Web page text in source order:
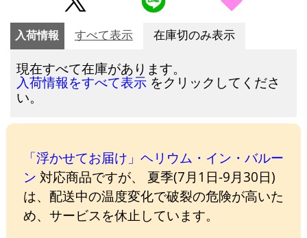
入荷情報 すべて表示 在庫切のみ表示
現在すべて在庫があります。
入荷情報をすべて表示 をクリックしてくださ
い。
「浮かせてお届け」ヘリウム・イン・バルー
ン 対応商品ですが、 夏季(7月1日-9月30日)
は、配送中の温度変化で破裂の危険が高いた
め、サービスを休止しています。